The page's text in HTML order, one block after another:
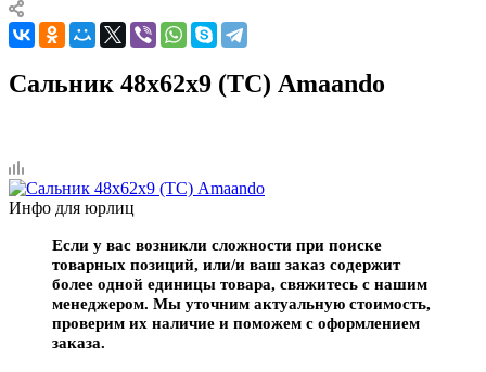
Сальник 48х62х9 (TC) Amaando
Инфо для юрлиц
Если у вас возникли сложности при поиске
товарных позиций, или/и ваш заказ содержит
более одной единицы товара, свяжитесь с нашим
менеджером. Мы уточним актуальную стоимость,
проверим их наличие и поможем с оформлением
заказа.